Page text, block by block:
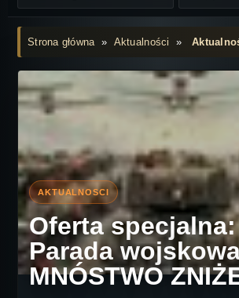
Strona główna» Aktualności »
Oferta specjalna:
Parada
MNÓSTWO